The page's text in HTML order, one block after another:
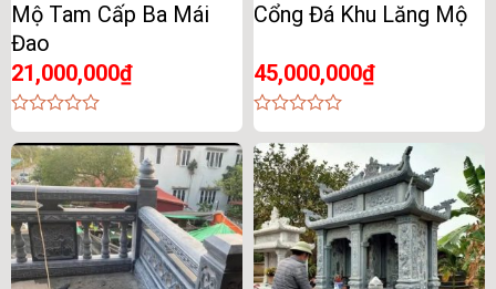
Mộ Tam Cấp Ba Mái
Đao
21,000,000₫
0
out
of
5
Cổng Đá Khu Lăng Mộ
45,000,000₫
0
out
of
5